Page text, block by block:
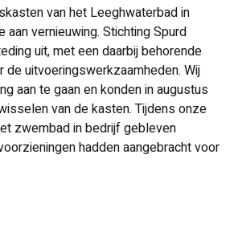
van het Leeghwaterbad in
aan vernieuwing. Stichting Spurd
uit, met een daarbij behorende
de uitvoeringswerkzaamheden. Wij
aan te gaan en konden in augustus
van de kasten. Tijdens onze
zwembad in bedrijf gebleven
hadden aangebracht voor